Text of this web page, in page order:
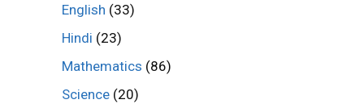
English (33)
Hindi (23)
Mathematics (86)
Science (20)